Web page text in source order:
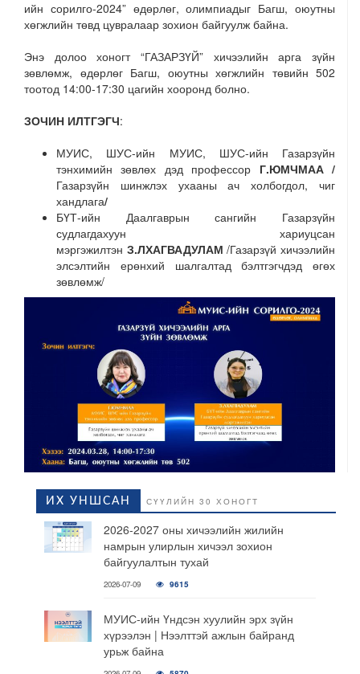
ийн сорилго-2024” өдөрлөг, олимпиадыг Багш, оюутны
хөгжлийн төвд цувралаар зохион байгуулж байна.
Энэ долоо хоногт “ГАЗАРЗҮЙ” хичээлийн арга зүйн
зөвлөмж, өдөрлөг Багш, оюутны хөгжлийн төвийн 502
тоотод 14:00-17:30 цагийн хооронд болно.
ЗОЧИН ИЛТГЭГЧ:
МУИС, ШУС-ийн МУИС, ШУС-ийн Газарзүйн
тэнхимийн зөвлөх дэд профессор Г.ЮМЧМАА /
Газарзүйн шинжлэх ухааны ач холбогдол, чиг
хандлага/
БҮТ-ийн Даалгаврын сангийн Газарзүйн
судлагдахуун хариуцсан
мэргэжилтэн З.ЛХАГВАДУЛАМ/Газарзүй хичээлийн
элсэлтийн ерөнхий шалгалтад бэлтгэгчдэд өгөх
зөвлөмж/
ИХ УНШСАН СҮҮЛИЙН 30 ХОНОГТ
2026-2027 оны хичээлийн жилийн
намрын улирлын хичээл зохион
байгуулалтын тухай
2026-07-09 9615
МУИС-ийн Үндсэн хуулийн эрх зүйн
хүрээлэн | Нээлттэй ажлын байранд
урьж байна